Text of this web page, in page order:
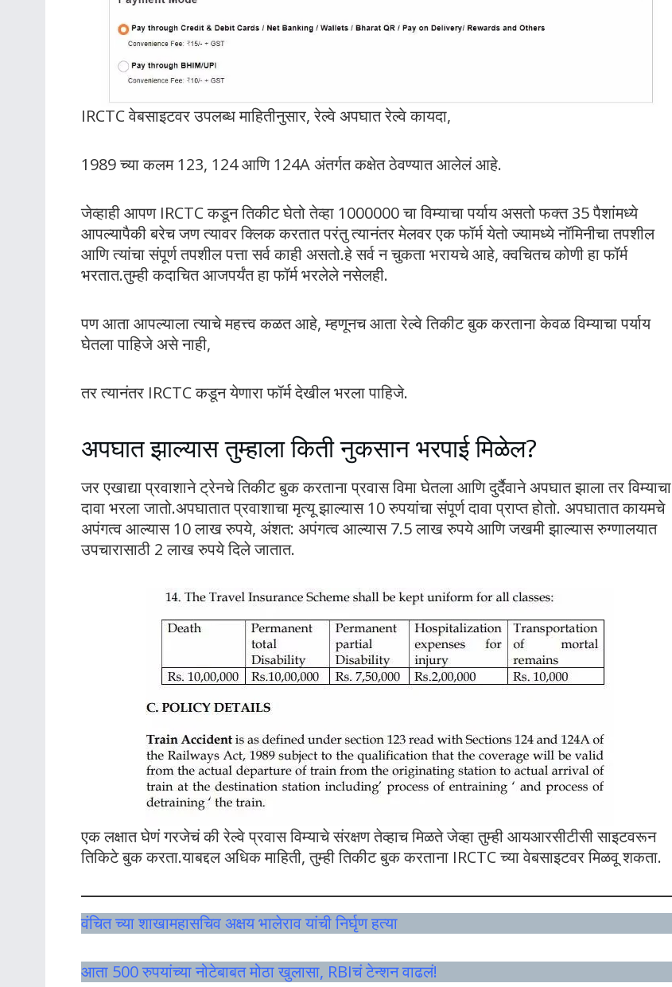
IRCTC वेबसाइटवर उपलब्ध माहितीनुसार, रेल्वे अपघात रेल्वे कायदा,
1989 च्या कलम 123, 124 आणि 124A अंतर्गत कक्षेत ठेवण्यात आलेलं आहे.
जेव्हाही आपण IRCTC कडून तिकीट घेतो तेव्हा 1000000 चा विम्याचा पर्याय असतो फक्त 35 पैशांमध्ये
आपल्यापैकी बरेच जण त्यावर क्लिक करतात परंतु त्यानंतर मेलवर एक फॉर्म येतो ज्यामध्ये नॉमिनीचा तपशील
आणि त्यांचा संपूर्ण तपशील पत्ता सर्व काही असतो.हे सर्व न चुकता भरायचे आहे, क्वचितच कोणी हा फॉर्म
भरतात.तुम्ही कदाचित आजपर्यंत हा फॉर्म भरलेले नसेलही.
पण आता आपल्याला त्याचे महत्त्व कळत आहे, म्हणूनच आता रेल्वे तिकीट बुक करताना केवळ विम्याचा पर्याय
घेतला पाहिजे असे नाही,
तर त्यानंतर IRCTC कडून येणारा फॉर्म देखील भरला पाहिजे.
अपघात झाल्यास तुम्हाला किती नुकसान भरपाई मिळेल?
जर एखाद्या प्रवाशाने ट्रेनचे तिकीट बुक करताना प्रवास विमा घेतला आणि दुर्दैवाने अपघात झाला तर विम्याचा
दावा भरला जातो.अपघातात प्रवाशाचा मृत्यू झाल्यास 10 रुपयांचा संपूर्ण दावा प्राप्त होतो. अपघातात कायमचे
अपंगत्व आल्यास 10 लाख रुपये, अंशत: अपंगत्व आल्यास 7.5 लाख रुपये आणि जखमी झाल्यास रुग्णालयात
उपचारासाठी 2 लाख रुपये दिले जातात.
एक लक्षात घेणं गरजेचं की रेल्वे प्रवास विम्याचे संरक्षण तेव्हाच मिळते जेव्हा तुम्ही आयआरसीटीसी साइटवरून
तिकिटे बुक करता.याबद्दल अधिक माहिती, तुम्ही तिकीट बुक करताना IRCTC च्या वेबसाइटवर मिळवू शकता.
वंचित च्या शाखामहासचिव अक्षय भालेराव यांची निर्घृण हत्या
आता 500 रुपयांच्या नोटेबाबत मोठा खुलासा, RBIचं टेन्शन वाढलं!